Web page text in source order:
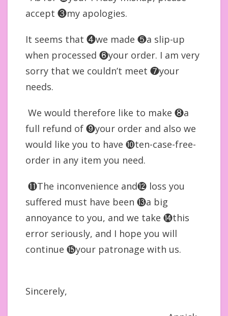
accept ❸my apologies.
It seems that ❹we made ❺a slip-up
when processed ❻your order. I am very
sorry that we couldn’t meet ❼your
needs.
We would therefore like to make ❽a
full refund of ❾your order and also we
would like you to have ❿ten-case-free-
order in any item you need.
⓫The inconvenience and⓬ loss you
suffered must have been ⓭a big
annoyance to you, and we take ⓮this
error seriously, and I hope you will
continue ⓯your patronage with us.
Sincerely,